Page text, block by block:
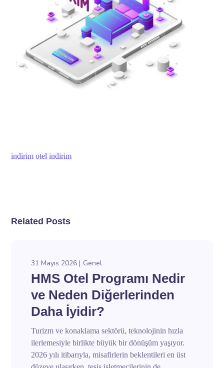
indirim otel indirim
Related Posts
31 Mayıs 2026 Genel
HMS Otel Programı Nedir
ve Neden Diğerlerinden
Daha İyidir?
Turizm ve konaklama sektörü, teknolojinin hızla
ilerlemesiyle birlikte büyük bir dönüşüm yaşıyor.
2026 yılı itibarıyla, misafirlerin beklentileri en üst